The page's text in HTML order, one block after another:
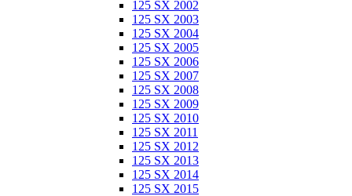
125 SX 2002
125 SX 2003
125 SX 2004
125 SX 2005
125 SX 2006
125 SX 2007
125 SX 2008
125 SX 2009
125 SX 2010
125 SX 2011
125 SX 2012
125 SX 2013
125 SX 2014
125 SX 2015